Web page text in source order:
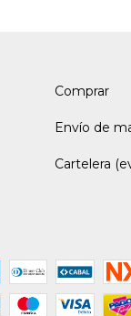
Comprar
Envío de
Cartelera